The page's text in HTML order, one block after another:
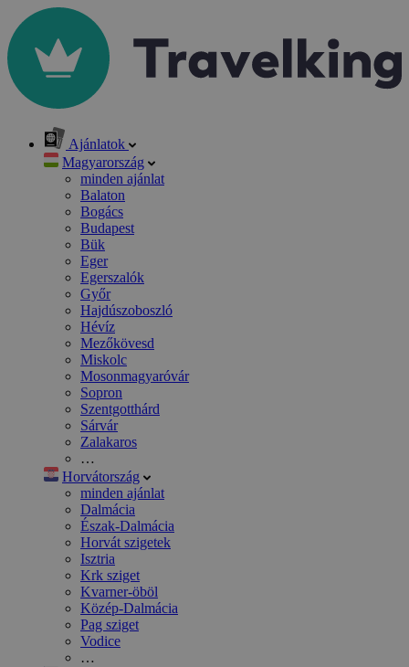
Ajánlatok
Magyarország
minden ajánlat
Balaton
Bogács
Budapest
Bük
Eger
Egerszalók
Győr
Hajdúszoboszló
Hévíz
Mezőkövesd
Miskolc
Mosonmagyaróvár
Sopron
Szentgotthárd
Sárvár
Zalakaros
…
Horvátország
minden ajánlat
Dalmácia
Észak-Dalmácia
Horvát szigetek
Isztria
Krk sziget
Kvarner-öböl
Közép-Dalmácia
Pag sziget
Vodice
…